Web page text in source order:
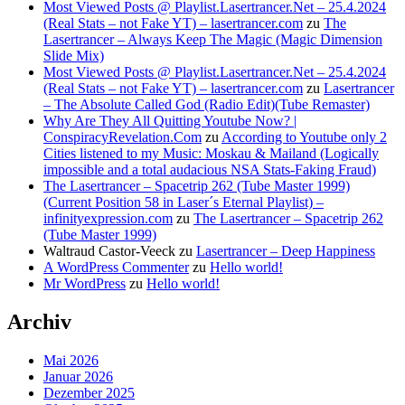
Most Viewed Posts @ Playlist.Lasertrancer.Net – 25.4.2024
(Real Stats – not Fake YT) – lasertrancer.com zu The
Lasertrancer – Always Keep The Magic (Magic Dimension
Slide Mix)
Most Viewed Posts @ Playlist.Lasertrancer.Net – 25.4.2024
(Real Stats – not Fake YT) – lasertrancer.com zu Lasertrancer
– The Absolute Called God (Radio Edit)(Tube Remaster)
Why Are They All Quitting Youtube Now? |
ConspiracyRevelation.Com zu According to Youtube only 2
Cities listened to my Music: Moskau & Mailand (Logically
impossible and a total audacious NSA Stats-Faking Fraud)
The Lasertrancer – Spacetrip 262 (Tube Master 1999)
(Current Position 58 in Laser´s Eternal Playlist) –
infinityexpression.com zu The Lasertrancer – Spacetrip 262
(Tube Master 1999)
Waltraud Castor-Veeck zu Lasertrancer – Deep Happiness
A WordPress Commenterzu Hello world!
Mr WordPress zu Hello world!
Archiv
Mai 2026
Januar 2026
Dezember 2025